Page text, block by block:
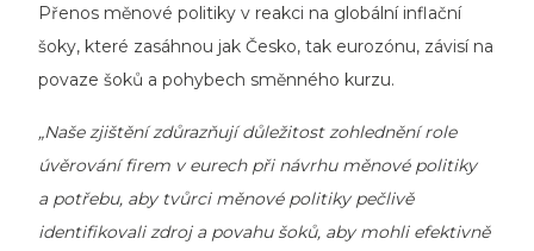
Přenos měnové politiky v reakci na globální inflační
šoky, které zasáhnou jak Česko, tak eurozónu, závisí na
povaze šoků a pohybech směnného kurzu.
„Naše zjištění zdůrazňují důležitost zohlednění role
úvěrování firem v eurech při návrhu měnové politiky
a potřebu, aby tvůrci měnové politiky pečlivě
identifikovali zdroj a povahu šoků, aby mohli efektivně